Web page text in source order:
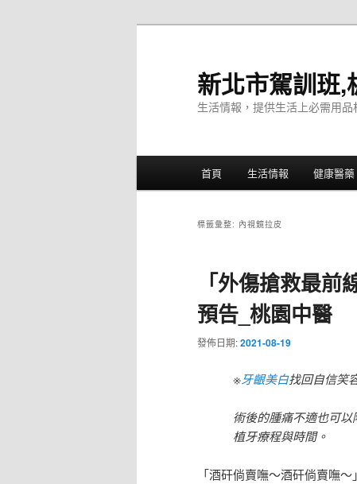
新北市駕訓班
生活情報，提供生活上必需用
首頁 生活情報 健康醫藥
標籤彙整: 內視鏡拉皮
「外傷搶救最
預告_桃園中醫
發佈日期:2021-08-19
※牙齦美白找回自信笑
術後的腫痛不適也可
植牙療程與時間。
「酒矸倘賣嘸～酒矸倘賣嘸～」